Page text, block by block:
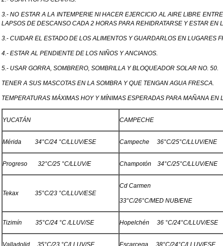
3.- NO ESTAR A LA INTEMPERIE NI HACER EJERCICIO AL AIRE LIBRE
LAPSOS DE DESCANSO CADA 2 HORAS PARA REHIDRATARSE Y ESTAR EN
3.- CUIDAR EL ESTADO DE LOS ALIMENTOS Y GUARDARLOS EN LUGARES
4.- ESTAR AL PENDIENTE DE LOS NIÑOS Y ANCIANOS.
5.- USAR GORRA, SOMBRERO, SOMBRILLA Y BLOQUEADOR SOLAR NO. 50.
TENER A SUS MASCOTAS EN LA SOMBRA Y QUE TENGAN AGUA FRESCA.
TEMPERATURAS MÁXIMAS HOY Y MÍNIMAS ESPERADAS PARA MAÑANA EN
YUCATÁN CAMPECHE
Mérida 34°C/24 °C/LLUV/ESE Campeche 36°C/25°C/LLUV/ENE
Progreso 32°C/25 °C/LLUV/E Champotón 34°C/25°C/LLUV/ENE
Tekax 35°C/23 °C/LLUV/ESE
Cd Carmen
33°C/26°C/MED NUB/ENE
Tizimín 35°C/24 °C /LLUV/SE Hopelchén 36 °C/24°C/LLUV/ESE
Valladolid 35°C/23 °C/LLUV/SE Escarcega 38°C/24°C/LLUV/ESE